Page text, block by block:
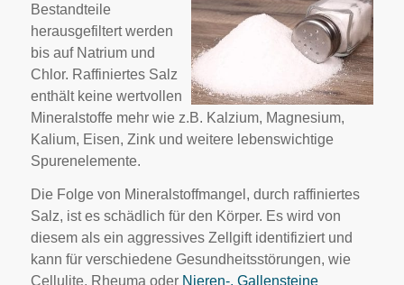
Bestandteile
herausgefiltert werden
bis auf Natrium und
Chlor. Raffiniertes Salz
enthält keine wertvollen
Mineralstoffe mehr wie z.B. Kalzium, Magnesium,
Kalium, Eisen, Zink und weitere lebenswichtige
Spurenelemente.
Die Folge von Mineralstoffmangel, durch raffiniertes
Salz, ist es schädlich für den Körper. Es wird von
diesem als ein aggressives Zellgift identifiziert und
kann für verschiedene Gesundheitsstörungen, wie
Cellulite, Rheuma oder Nieren-, Gallensteine